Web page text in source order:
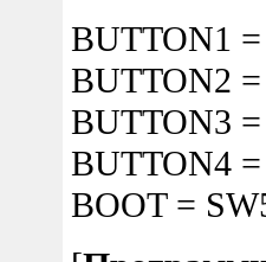
BUTTON1
BUTTON2
BUTTON3
BUTTON4
BOOT =